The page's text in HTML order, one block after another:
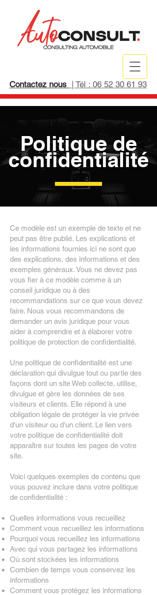
Contactez nous | Tél : 06 52 30 61 93
Politique de
confidentialité
Ce modèle est un exemple de texte et ne
peut pas être publié. Les explications et
les informations fournies ici ne sont que
des explications, des informations et des
exemples généraux. Vous ne devez pas
vous fier à ce modèle comme à un
conseil juridique ou à des
recommandations sur ce que vous devez
faire. Nous vous recommandons de
demander un avis juridique pour vous
aider à comprendre et à élaborer votre
politique de protection de confidentialité.
Une politique de confidentialité est une
déclaration qui divulgue tout ou partie des
façons dont un site Web collecte, utilise,
divulgue et gère les données de ses
visiteurs et clients. Elle répond à une
obligation légale de protéger la vie privée
d'un visiteur ou d'un client. Le lien vers
votre politique de confidentialité doit
apparaître sur toutes les pages de votre
site.
Voici quelques exemples de contenu que
vous pouvez inclure dans votre politique
de confidentialité :
Quelles informations vous recueillez
Comment vous recueillez les informations
Pourquoi vous recueillez les informations
Avec qui vous partagez les informations
Où sont stockées les informations
Combien de temps vous conservez les
informations
Comment vous protégez les informations